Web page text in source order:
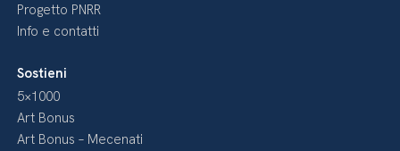
Progetto PNRR
Info e contatti
Sostieni
5×1000
Art Bonus
Art Bonus – Mecenati